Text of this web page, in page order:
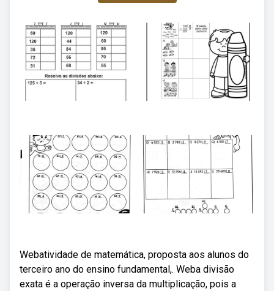
Webatividade de matemática, proposta aos alunos do
terceiro ano do ensino fundamental,. Weba divisão
exata é a operação inversa da multiplicação, pois a